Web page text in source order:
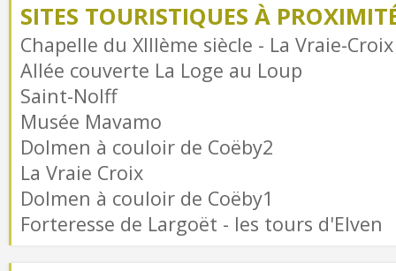
SITES TOURISTIQUES À
Chapelle du XIIIème siècle - La Vraie-Croix
Allée couverte La Loge au Loup
Saint-Nolff
Musée Mavamo
Dolmen à couloir de Coëby2
La Vraie Croix
Dolmen à couloir de Coëby1
Forteresse de Largoët - les tours d'Elven